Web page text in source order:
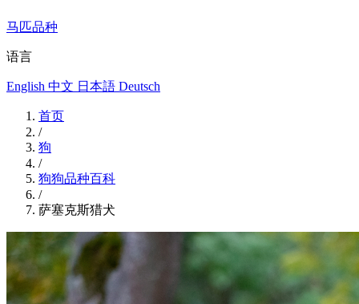
马匹品种
语言
English 中文 日本語 Deutsch
首页
/
狗
/
狗狗品种百科
/
萨塞克斯猎犬